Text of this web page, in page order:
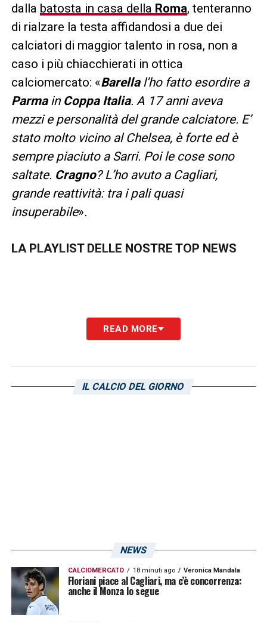
dalla batosta in casa della Roma, tenteranno
di rialzare la testa affidandosi a due dei
calciatori di maggior talento in rosa, non a
caso i più chiacchierati in ottica
calciomercato: «Barellal’ho fatto esordire a
ParmainCoppa Italia. A 17 anni aveva
mezzi e personalità del grande calciatore. E’
stato molto vicino al Chelsea, è forte ed è
sempre piaciuto a Sarri. Poi le cose sono
saltate. Cragno? L’ho avuto a Cagliari,
grande reattività: tra i pali quasi
insuperabile».
LA PLAYLIST DELLE NOSTRE TOP NEWS
READ MORE
IL CALCIO DEL GIORNO
NEWS
CALCIOMERCATO 18 minuti ago Veronica Mandala
Floriani piace al Cagliari, ma c’è concorrenza:
anche il Monza lo segue